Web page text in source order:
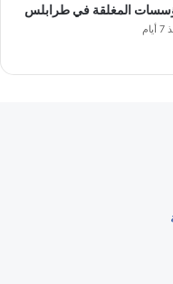
المغلقة في طرابلس